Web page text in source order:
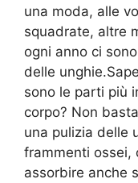
una moda, alle
squadrate, altre
ogni anno ci
delle
sono le parti più
corpo? Non
una pulizia delle
frammenti ossei,
assorbire anche